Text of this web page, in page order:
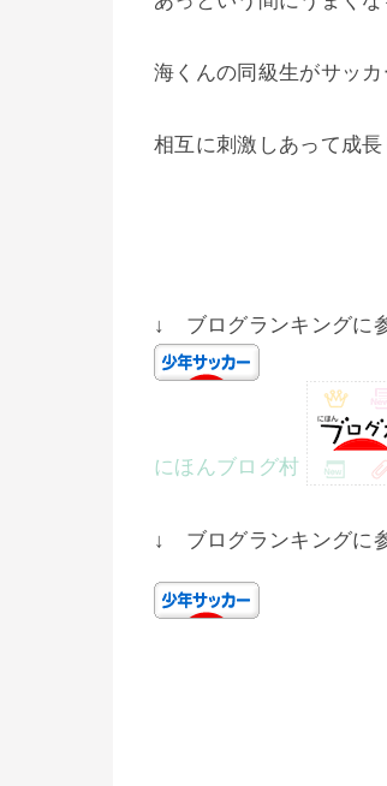
海くんの同級生がサッ
相互に刺激しあって成長
↓ ブログランキングに
にほんブログ村
↓ ブログランキングに